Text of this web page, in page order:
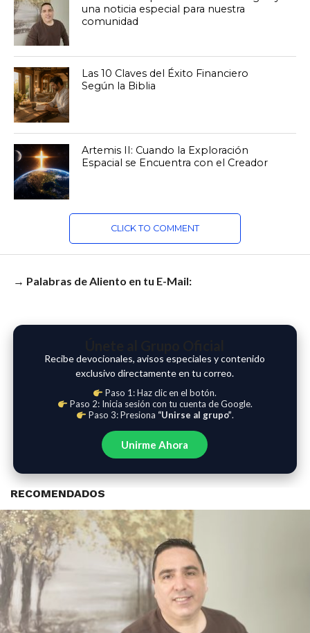
una noticia especial para nuestra
comunidad
Las 10 Claves del Éxito Financiero
Según la Biblia
Artemis II: Cuando la Exploración
Espacial se Encuentra con el Creador
CLICK TO COMMENT
→ Palabras de Aliento en tu E-Mail:
Recibe devocionales, avisos especiales y contenido
exclusivo directamente en tu correo.
Paso 1: Haz clic en el botón.
Paso 2: Inicia sesión con tu cuenta de Google.
Paso 3: Presiona “Unirse al grupo”.
Unirme Ahora
RECOMENDADOS